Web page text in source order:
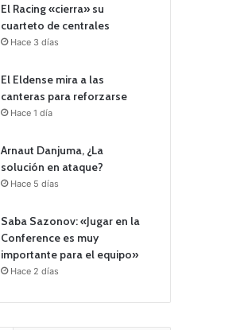
El Racing «cierra» su
cuarteto de centrales
Hace 3 días
El Eldense mira a las
canteras para reforzarse
Hace 1 día
Arnaut Danjuma, ¿La
solución en ataque?
Hace 5 días
Saba Sazonov: «Jugar en la
Conference es muy
importante para el equipo»
Hace 2 días